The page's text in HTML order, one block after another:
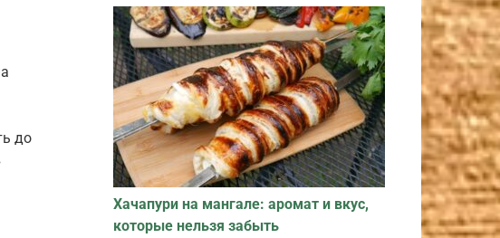
до
Хачапури на мангале: аромат и вкус,
которые нельзя забыть